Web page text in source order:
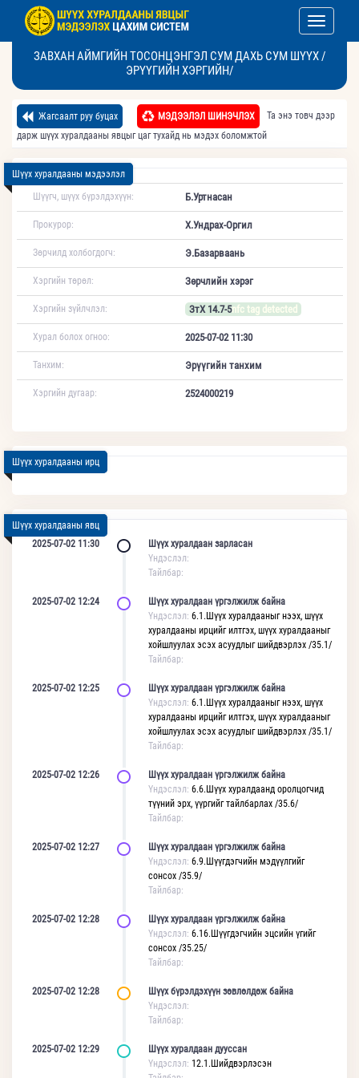
Toggle
ЗАВХАН АЙМГИЙН ТОСОНЦЭНГЭЛ СУМ ДАХЬ СУМ ШҮҮХ /
ЭРҮҮГИЙН ХЭРГИЙН/
Жагсаалт руу буцах МЭДЭЭЛЭЛ ШИНЭЧЛЭХ
Та энэ товч дээр
дарж шүүх хуралдааны явцыг цаг тухайд нь мэдэх боломжтой
Шүүх хуралдааны мэдээлэл
Шүүгч, шүүх бүрэлдэхүүн:
Б.Уртнасан
Прокурор: Х.Ундрах-Оргил
Зөрчилд холбогдогч: Э.Базарваань
Хэргийн төрөл: Зөрчлийн хэрэг
Хэргийн зүйлчлэл: ЗтХ 14.7-5nfc tag detected
Хурал болох огноо: 2025-07-02 11:30
Танхим: Эрүүгийн танхим
Хэргийн дугаар: 2524000219
Шүүх хуралдааны ирц
Шүүх хуралдааны явц
2025-07-02 11:30
Шүүх хуралдаан зарласан
Үндэслэл:
Тайлбар:
2025-07-02 12:24
Шүүх хуралдаан үргэлжилж байна
Үндэслэл: 6.1.Шүүх хуралдааныг нээх, шүүх
хуралдааны ирцийг илтгэх, шүүх хуралдааныг
хойшлуулах эсэх асуудлыг шийдвэрлэх /35.1/
Тайлбар:
2025-07-02 12:25
Шүүх хуралдаан үргэлжилж байна
Үндэслэл: 6.1.Шүүх хуралдааныг нээх, шүүх
хуралдааны ирцийг илтгэх, шүүх хуралдааныг
хойшлуулах эсэх асуудлыг шийдвэрлэх /35.1/
Тайлбар:
2025-07-02 12:26
Шүүх хуралдаан үргэлжилж байна
Үндэслэл: 6.6.Шүүх хуралдаанд оролцогчид
түүний эрх, үүргийг тайлбарлах /35.6/
Тайлбар:
2025-07-02 12:27
Шүүх хуралдаан үргэлжилж байна
Үндэслэл: 6.9.Шүүгдэгчийн мэдүүлгийг
сонсох /35.9/
Тайлбар:
2025-07-02 12:28
Шүүх хуралдаан үргэлжилж байна
Үндэслэл: 6.16.Шүүгдэгчийн эцсийн үгийг
сонсох /35.25/
Тайлбар:
2025-07-02 12:28
Шүүх бүрэлдэхүүн зөвлөлдөж байна
Үндэслэл:
Тайлбар:
2025-07-02 12:29
Шүүх хуралдаан дууссан
Үндэслэл: 12.1.Шийдвэрлэсэн